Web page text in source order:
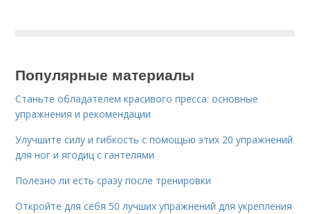
Популярные материалы
Станьте обладателем красивого пресса: основные
упражнения и рекомендации
Улучшите силу и гибкость с помощью этих 20 упражнений
для ног и ягодиц с гантелями
Полезно ли есть сразу после тренировки
Откройте для себя 50 лучших упражнений для укрепления